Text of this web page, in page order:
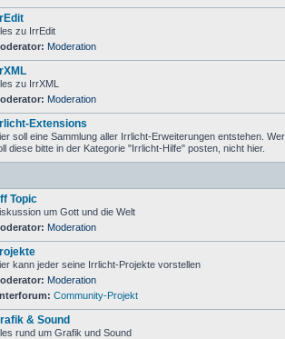
zu IrrEdit
Moderation
zu IrrXML
Moderation
Extensions
soll eine Sammlung aller Irrlicht-Erweiterungen entstehen.
diese bitte in der Kategorie "Irrlicht-Hilfe" posten, nicht hier.
Topic
um Gott und die Welt
Moderation
kann jeder seine Irrlicht-Projekte vorstellen
Moderation
Community-Projekt
& Sound
rund um Grafik und Sound